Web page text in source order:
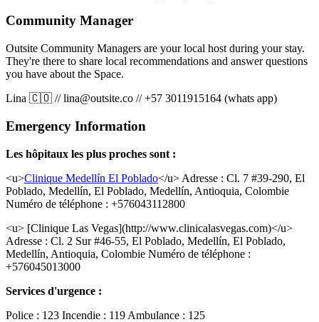
Community Manager
Outsite Community Managers are your local host during your stay.
They're there to share local recommendations and answer questions
you have about the Space.
Lina 🇨🇴 //lina@outsite.co //+57 3011915164 (whats app)
Emergency Information
Les hôpitaux les plus proches sont :
<u>Clinique Medellín El Poblado</u> Adresse : Cl. 7 #39-290, El
Poblado, Medellín, El Poblado, Medellín, Antioquia, Colombie
Numéro de téléphone : +576043112800
<u> [Clinique Las Vegas](http://www.clinicalasvegas.com)</u>
Adresse : Cl. 2 Sur #46-55, El Poblado, Medellín, El Poblado,
Medellín, Antioquia, Colombie Numéro de téléphone :
+576045013000
Services d'urgence :
Police : 123 Incendie : 119 Ambulance : 125